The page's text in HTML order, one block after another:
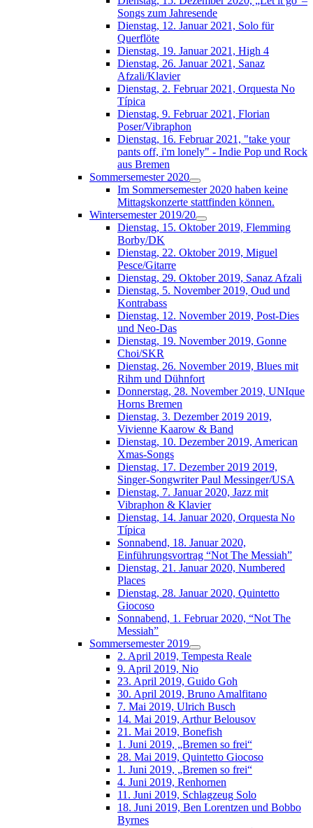
Songs zum Jahresende
Dienstag, 12. Januar 2021, Solo für
Querflöte
Dienstag, 19. Januar 2021, High 4
Dienstag, 26. Januar 2021, Sanaz
Afzali/Klavier
Dienstag, 2. Februar 2021, Orquesta No
Típica
Dienstag, 9. Februar 2021, Florian
Poser/Vibraphon
Dienstag, 16. Februar 2021, "take your
pants off, i'm lonely" - Indie Pop und Rock
aus Bremen
Sommersemester 2020
Im Sommersemester 2020 haben keine
Mittagskonzerte stattfinden können.
Wintersemester 2019/20
Dienstag, 15. Oktober 2019, Flemming
Borby/DK
Dienstag, 22. Oktober 2019, Miguel
Pesce/Gitarre
Dienstag, 29. Oktober 2019, Sanaz Afzali
Dienstag, 5. November 2019, Oud und
Kontrabass
Dienstag, 12. November 2019, Post-Dies
und Neo-Das
Dienstag, 19. November 2019, Gonne
Choi/SKR
Dienstag, 26. November 2019, Blues mit
Rihm und Dühnfort
Donnerstag, 28. November 2019, UNIque
Horns Bremen
Dienstag, 3. Dezember 2019 2019,
Vivienne Kaarow & Band
Dienstag, 10. Dezember 2019, American
Xmas-Songs
Dienstag, 17. Dezember 2019 2019,
Singer-Songwriter Paul Messinger/USA
Dienstag, 7. Januar 2020, Jazz mit
Vibraphon & Klavier
Dienstag, 14. Januar 2020, Orquesta No
Típica
Sonnabend, 18. Januar 2020,
Einführungsvortrag “Not The Messiah”
Dienstag, 21. Januar 2020, Numbered
Places
Dienstag, 28. Januar 2020, Quintetto
Giocoso
Sonnabend, 1. Februar 2020, “Not The
Messiah”
Sommersemester 2019
2. April 2019, Tempesta Reale
9. April 2019, Nio
23. April 2019, Guido Goh
30. April 2019, Bruno Amalfitano
7. Mai 2019, Ulrich Busch
14. Mai 2019, Arthur Belousov
21. Mai 2019, Bonefish
1. Juni 2019, „Bremen so frei“
28. Mai 2019, Quintetto Giocoso
1. Juni 2019, „Bremen so frei“
4. Juni 2019, Renhornen
11. Juni 2019, Schlagzeug Solo
18. Juni 2019, Ben Lorentzen und Bobbo
Byrnes